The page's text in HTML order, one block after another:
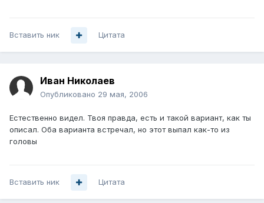
Вставить ник Цитата
Иван Николаев
Опубликовано 29 мая, 2006
Естественно видел. Твоя правда, есть и такой вариант, как ты
описал. Оба варианта встречал, но этот выпал как-то из
головы
Вставить ник Цитата